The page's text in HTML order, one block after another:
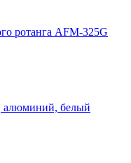
ротанга AFM-325G
алюминий, белый